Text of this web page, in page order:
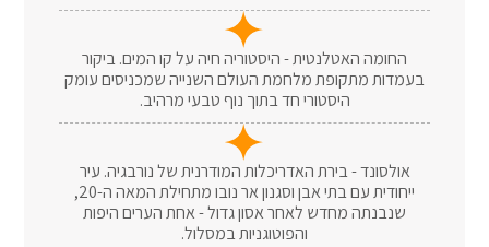
החומה האטלנטית - היסטוריה חיה על קו המים. ביקור
בעמדות מתקופת מלחמת העולם השנייה שמכניסים עומק
היסטורי חד בתוך נוף טבעי מרהיב.
אולסונד - בירת האדריכלות המודרנית של נורבגיה. עיר
ייחודית עם בתי אבן וסגנון אר נובו מתחילת המאה ה-20,
שנבנתה מחדש לאחר אסון גדול - אחת הערים היפות
והפוטוגניות במסלול.